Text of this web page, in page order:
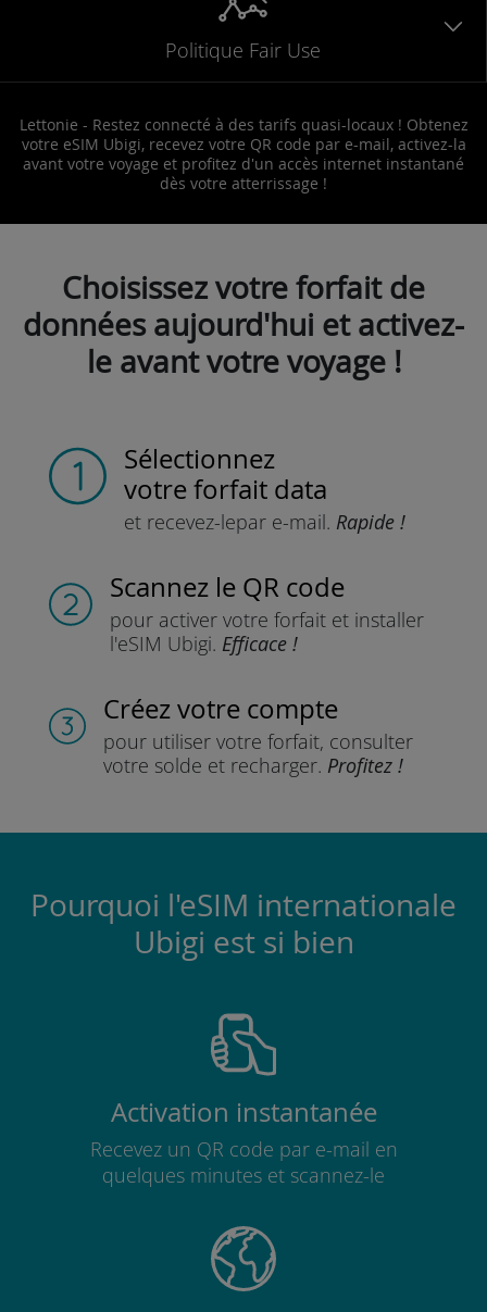
Politique Fair Use
Lettonie - Restez connecté à des tarifs quasi-locaux ! Obtenez
votre eSIM Ubigi, recevez votre QR code par e-mail, activez-la
avant votre voyage et profitez d'un accès internet instantané
dès votre atterrissage !
Choisissez votre forfait de
données aujourd'hui et activez-
le avant votre voyage !
Sélectionnez
votre forfait data
et recevez-lepar e-mail. Rapide !
Scannez le QR code
pour activer votre forfaitet installer
l'eSIM Ubigi. Efficace !
Créez votre compte
pour utiliser votre forfait, consulter
votre solde et recharger. Profitez !
Pourquoi l'eSIM internationale
Ubigi est si bien
Activation instantanée
Recevez un QR code par e-mail en
quelques minutes et scannez-le